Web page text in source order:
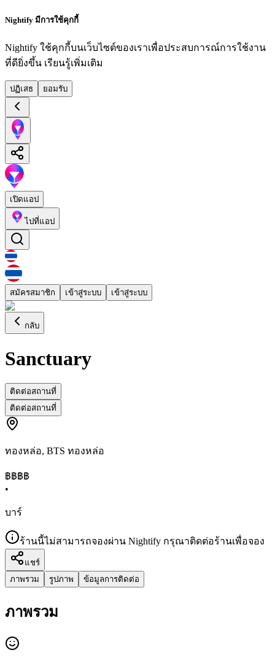
Nightify มีการใช้คุกกี้
Nightify ใช้คุกกี้บนเว็บไซต์ของเราเพื่อประสบการณ์การใช้งาน
ที่ดียิ่งขึ้น เรียนรู้เพิ่มเติม
ปฏิเสธ ยอมรับ
เปิดแอป
ไปที่แอป
สมัครสมาชิก เข้าสู่ระบบ เข้าสู่ระบบ
กลับ
Sanctuary
ติดต่อสถานที่
ติดต่อสถานที่
ทองหล่อ, BTS ทองหล่อ
฿฿฿฿
•
บาร์
ร้านนี้ไม่สามารถจองผ่าน Nightify กรุณาติดต่อร้านเพื่อจอง
แชร์
ภาพรวม
รูปภาพ ข้อมูลการติดต่อ
ภาพรวม